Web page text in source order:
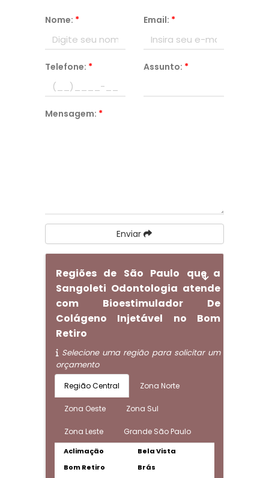
Nome: * Email: *
Telefone: * Assunto: *
Mensagem: *
Enviar
Regiões de São Paulo que a
Sangoleti Odontologia atende
com Bioestimulador De
Colágeno Injetável no Bom
Retiro
Selecione uma região para solicitar um
orçamento
Região Central Zona Norte
Zona Oeste Zona Sul
Zona Leste Grande São Paulo
Aclimação
Bela Vista
Bom Retiro
Brás